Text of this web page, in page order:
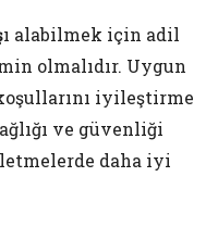
ı alabilmek için adil
olmalıdır. Uygun
iyileştirme
ve güvenliği
daha iyi